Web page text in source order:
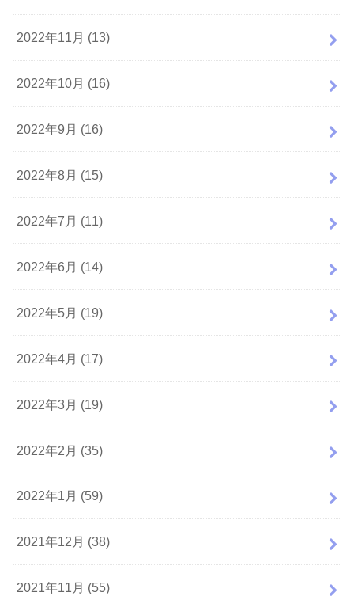
2022年11月 (13)
2022年10月 (16)
2022年9月 (16)
2022年8月 (15)
2022年7月 (11)
2022年6月 (14)
2022年5月 (19)
2022年4月 (17)
2022年3月 (19)
2022年2月 (35)
2022年1月 (59)
2021年12月 (38)
2021年11月 (55)